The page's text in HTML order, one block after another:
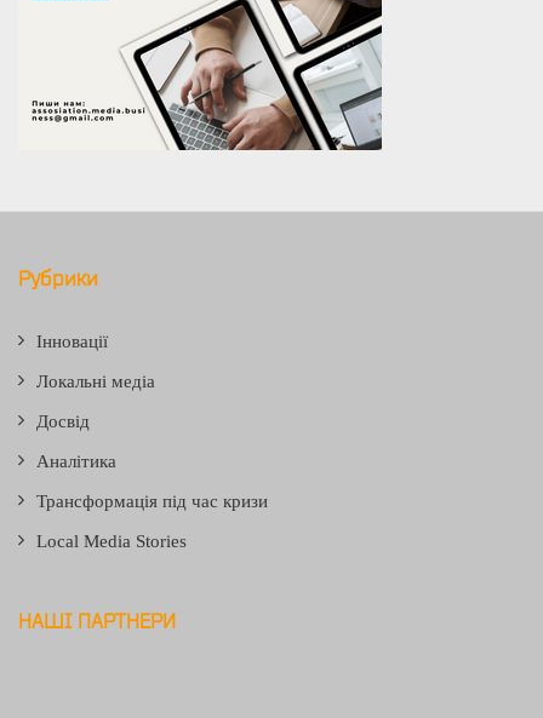
Рубрики
Інновації
Локальні медіа
Досвід
Аналітика
Трансформація під час кризи
Local Media Stories
НАШІ ПАРТНЕРИ